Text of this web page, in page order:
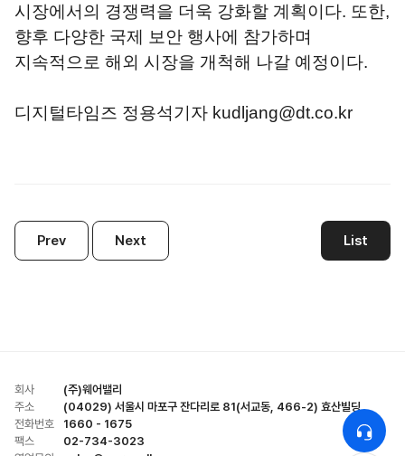
시장에서의 경쟁력을 더욱 강화할 계획이다. 또한,
향후 다양한 국제 보안 행사에 참가하며
지속적으로 해외 시장을 개척해 나갈 예정이다.
디지털타임즈 정용석기자 kudljang@dt.co.kr
Prev Next List
회사
(주)웨어밸리
주소
(04029) 서울시 마포구 잔다리로 81(서교동, 466-2) 효산빌딩
전화번호
1660 - 1675
팩스
02-734-3023